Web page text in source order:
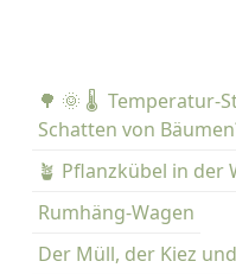
e
n
b
u
m
🌳 🌞 🌡️ Temperatur-
Schatten von
🪴 Pflanzkübel in
Rumhäng-Wagen
Der Müll, der Kiez